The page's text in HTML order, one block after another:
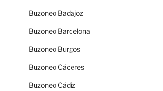
Buzoneo Badajoz
Buzoneo Barcelona
Buzoneo Burgos
Buzoneo Cáceres
Buzoneo Cádiz